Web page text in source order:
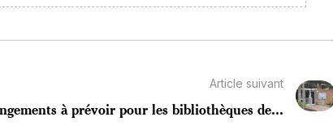
Article suivant
à prévoir pour les bibliothèques de...